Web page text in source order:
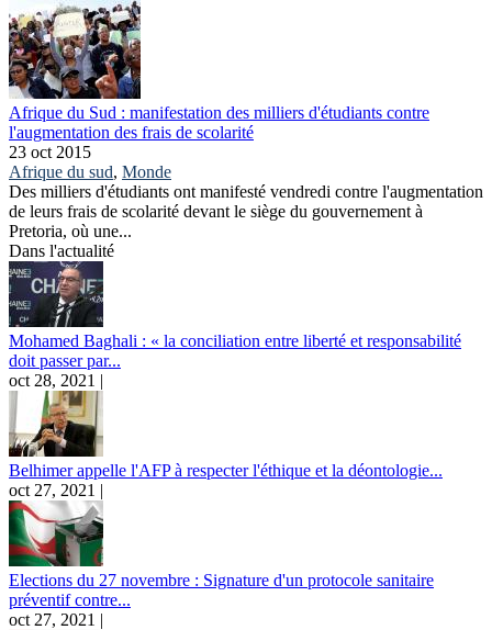
Afrique du Sud : manifestation des milliers d'étudiants contre
l'augmentation des frais de scolarité
23 oct 2015
Afrique du sud, Monde
Des milliers d'étudiants ont manifesté vendredi contre l'augmentation
de leurs frais de scolarité devant le siège du gouvernement à
Pretoria, où une...
Dans l'actualité
Mohamed Baghali : « la conciliation entre liberté et responsabilité
doit passer par...
oct 28, 2021 |
Belhimer appelle l'AFP à respecter l'éthique et la déontologie...
oct 27, 2021 |
Elections du 27 novembre : Signature d'un protocole sanitaire
préventif contre...
oct 27, 2021 |